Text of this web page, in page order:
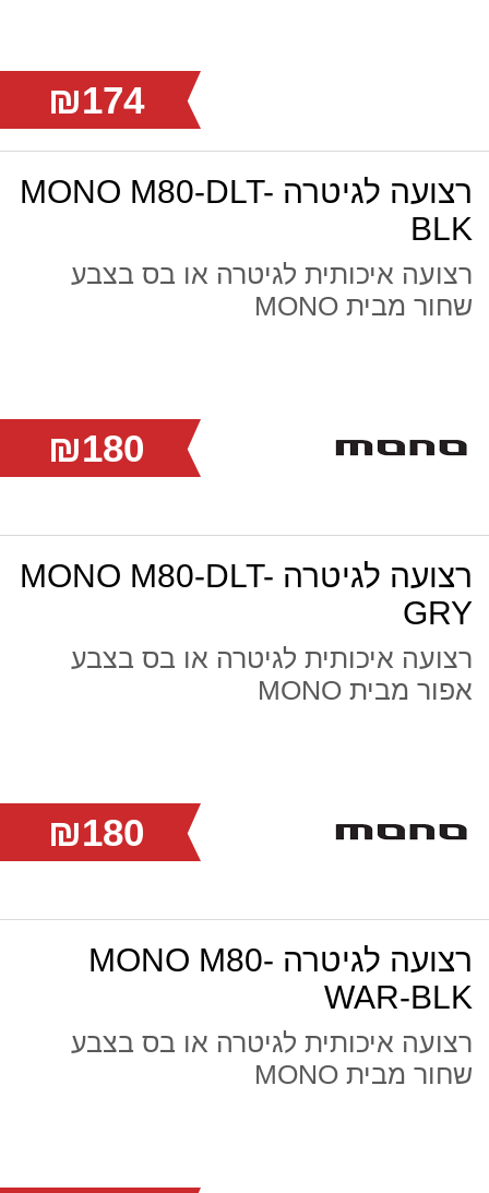
₪174
רצועה לגיטרה MONO M80-DLT-
BLK
רצועה איכותית לגיטרה או בס בצבע
שחור מבית MONO
₪180
רצועה לגיטרה MONO M80-DLT-
GRY
רצועה איכותית לגיטרה או בס בצבע
אפור מבית MONO
₪180
רצועה לגיטרה MONO M80-
WAR-BLK
רצועה איכותית לגיטרה או בס בצבע
שחור מבית MONO